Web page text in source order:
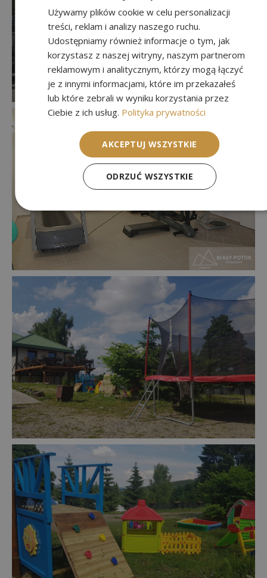
Używamy plików cookie w celu personalizacji
treści, reklam i analizy naszego ruchu.
Udostępniamy również informacje o tym, jak
korzystasz z naszej witryny, naszym partnerom
reklamowym i analitycznym, którzy mogą łączyć
je z innymi informacjami, które im przekazałeś
lub które zebrali w wyniku korzystania przez
Ciebie z ich usług. Polityka prywatności
AKCEPTUJ WSZYSTKIE
ODRZUĆ WSZYSTKIE